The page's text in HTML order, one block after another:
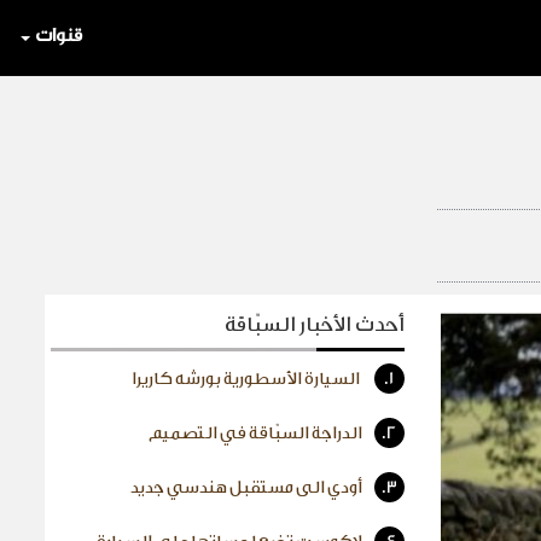
قنوات
أحدث الأخبار السبّاقة
1. السيارة الأسطورية بورشه كاريرا
2. الدراجة السبّاقة في التصميم
3. أودي الى مستقبل هندسي جديد